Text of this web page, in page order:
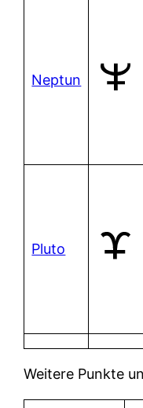
Neptun
Pluto
Weitere Punkte